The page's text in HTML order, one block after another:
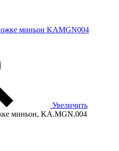
Увеличить
миньон, KA.MGN.004